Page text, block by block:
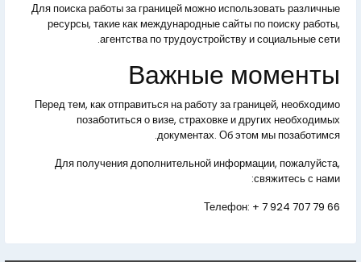
Для поиска работы за границей можно использовать различные
ресурсы, такие как международные сайты по поиску работы,
агентства по трудоустройству и социальные сети.
Важные моменты
Перед тем, как отправиться на работу за границей, необходимо
позаботиться о визе, страховке и других необходимых
документах. Об этом мы позаботимся.
Для получения дополнительной информации, пожалуйста,
свяжитесь с нами:
Телефон: + 7 924 707 79 66